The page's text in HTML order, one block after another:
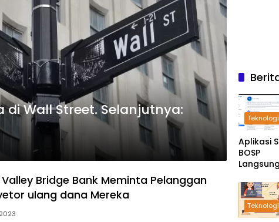
Wall Street. Selanjutnya:
Valley Bridge Bank Meminta Pelanggan
ulang dana Mereka
Teknologi
Aplikasi
BOSP
Langsung
Teknologi